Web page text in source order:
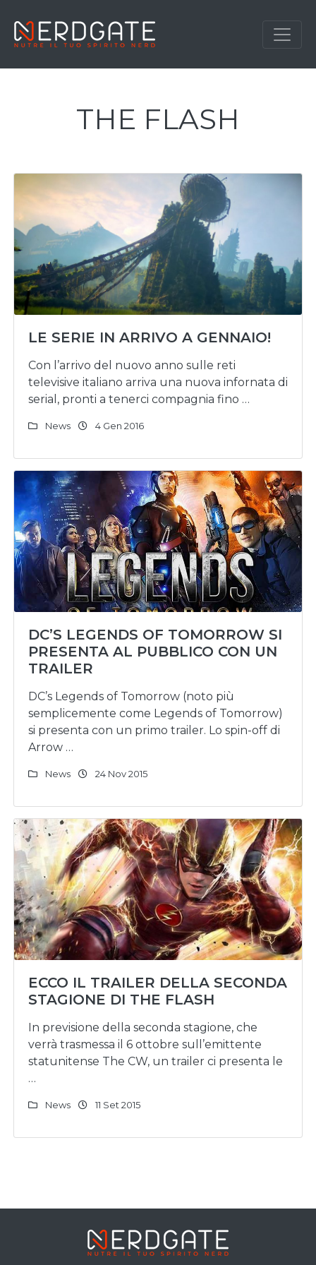
THE FLASH
LE SERIE IN ARRIVO A GENNAIO!
Con l’arrivo del nuovo anno sulle reti
televisive italiano arriva una nuova infornata di
serial, pronti a tenerci compagnia fino …
News 4 Gen 2016
DC’S LEGENDS OF TOMORROW SI
PRESENTA AL PUBBLICO CON UN
TRAILER
DC’s Legends of Tomorrow (noto più
semplicemente come Legends of Tomorrow)
si presenta con un primo trailer. Lo spin-off di
Arrow …
News 24 Nov 2015
ECCO IL TRAILER DELLA SECONDA
STAGIONE DI THE FLASH
In previsione della seconda stagione, che
verrà trasmessa il 6 ottobre sull’emittente
statunitense The CW, un trailer ci presenta le
…
News 11 Set 2015